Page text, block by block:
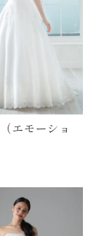
エモーショ